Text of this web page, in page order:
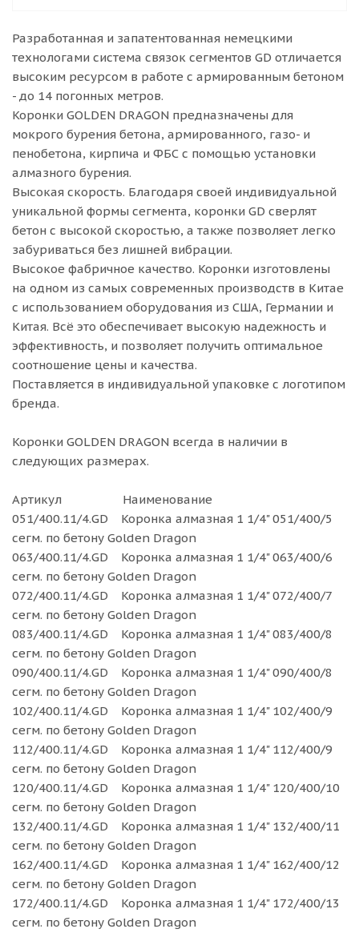
Разработанная и запатентованная немецкими
технологами система связок сегментов GD отличается
высоким ресурсом в работе с армированным бетоном
- до 14 погонных метров.
Коронки GOLDEN DRAGON предназначены для
мокрого бурения бетона, армированного, газо- и
пенобетона, кирпича и ФБС с помощью установки
алмазного бурения.
Высокая скорость. Благодаря своей индивидуальной
уникальной формы сегмента, коронки GD cверлят
бетон с высокой скоростью, а также позволяет легко
забуриваться без лишней вибрации.
Высокое фабричное качество. Коронки изготовлены
на одном из самых современных производств в Китае
с использованием оборудования из США, Германии и
Китая. Всё это обеспечивает высокую надежность и
эффективность, и позволяет получить оптимальное
соотношение цены и качества.
Поставляется в индивидуальной упаковке с логотипом
бренда.
Коронки GOLDEN DRAGON всегда в наличии в
следующих размерах.
Артикул Наименование
051/400.11/4.GD Коронка алмазная 1 1/4" 051/400/5
сегм. по бетону Golden Dragon
063/400.11/4.GD Коронка алмазная 1 1/4" 063/400/6
сегм. по бетону Golden Dragon
072/400.11/4.GD Коронка алмазная 1 1/4" 072/400/7
сегм. по бетону Golden Dragon
083/400.11/4.GD Коронка алмазная 1 1/4" 083/400/8
сегм. по бетону Golden Dragon
090/400.11/4.GD Коронка алмазная 1 1/4" 090/400/8
сегм. по бетону Golden Dragon
102/400.11/4.GD Коронка алмазная 1 1/4" 102/400/9
сегм. по бетону Golden Dragon
112/400.11/4.GD Коронка алмазная 1 1/4" 112/400/9
сегм. по бетону Golden Dragon
120/400.11/4.GD Коронка алмазная 1 1/4" 120/400/10
сегм. по бетону Golden Dragon
132/400.11/4.GD Коронка алмазная 1 1/4" 132/400/11
сегм. по бетону Golden Dragon
162/400.11/4.GD Коронка алмазная 1 1/4" 162/400/12
сегм. по бетону Golden Dragon
172/400.11/4.GD Коронка алмазная 1 1/4" 172/400/13
сегм. по бетону Golden Dragon